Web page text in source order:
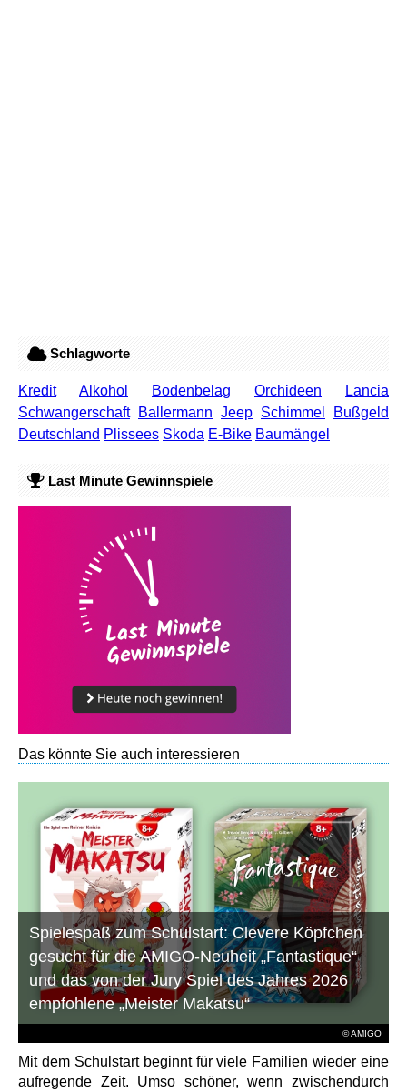
Schlagworte
Kredit Alkohol Bodenbelag Orchideen
Lancia
Schwangerschaft
Ballermann Jeep Schimmel
Bußgeld
Deutschland Plissees Skoda E-Bike Baumängel
Last Minute Gewinnspiele
Das könnte Sie auch interessieren
© AMIGO
Spielespaß zum Schulstart: Clevere Köpfchen
gesucht für die AMIGO-Neuheit „Fantastique“
und das von der Jury Spiel des Jahres 2026
empfohlene „Meister Makatsu“
Mit dem Schulstart beginnt für viele Familien wieder eine
aufregende Zeit. Umso schöner, wenn zwischendurch